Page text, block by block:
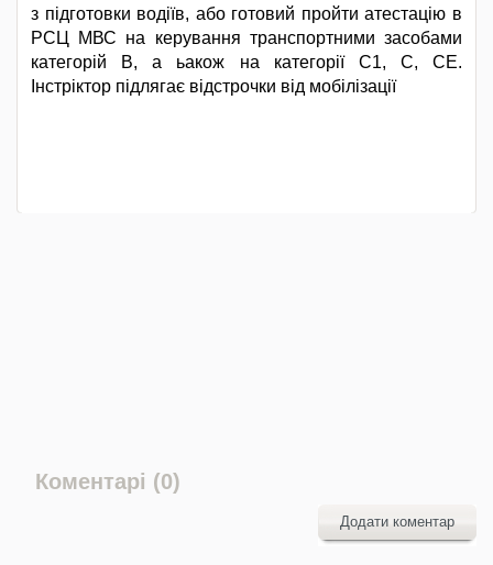
з підготовки водіїв, або готовий пройти атестацію в
РСЦ МВС на керування транспортними засобами
категорій В, а ьакож на категорії С1, С, СЕ.
Інстріктор підлягає відстрочки від мобілізації
Коментарі (0)
Додати коментар